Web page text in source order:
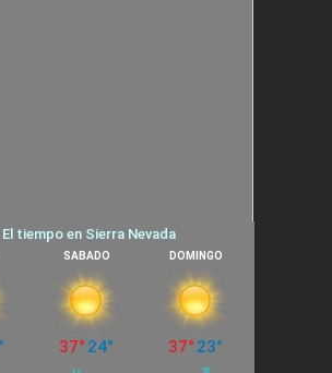
Empresas
generales